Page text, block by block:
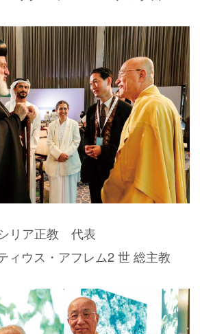
リア正教 代表
ィウス・アフレム2 世 総主教